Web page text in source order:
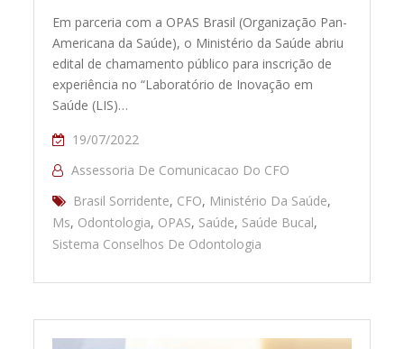
Em parceria com a OPAS Brasil (Organização Pan-
Americana da Saúde), o Ministério da Saúde abriu
edital de chamamento público para inscrição de
experiência no “Laboratório de Inovação em
Saúde (LIS)…
19/07/2022
Assessoria De Comunicacao Do CFO
Brasil Sorridente, CFO, Ministério Da Saúde,
Ms, Odontologia, OPAS, Saúde, Saúde Bucal,
Sistema Conselhos De Odontologia